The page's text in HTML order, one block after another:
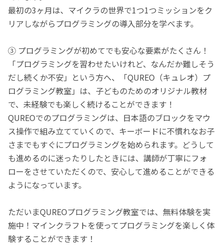
最初の3ヶ月は、マイクラの世界で1つ1つミッションをク
リアしながらプログラミングの導入部分を学べます。
③ プログラミングが初めてでも安心な要素がたくさん！
「プログラミングを習わせたいけれど、なんだか難しそう
だし続くか不安」という方へ、「QUREO（キュレオ）プ
ログラミング教室」は、子どものためのオリジナル教材
で、未経験でも楽しく続けることができます！
QUREOでのプログラミングは、日本語のブロックをマウ
ス操作で組み立てていくので、キーボードに不慣れなお子
さまでもすぐにプログラミングを始められます。どうして
も進めるのに迷ったりしたときには、講師が丁寧にフォ
ローをさせていただくので、安心して進めることができる
ようになっています。
ただいまQUREOプログラミング教室では、無料体験を実
施中！マインクラフトを使ってプログラミングを楽しく体
験することができます！